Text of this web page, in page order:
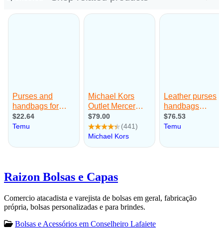
Raizon Bolsas e Capas
Comercio atacadista e varejista de bolsas em geral, fabricação
própria, bolsas personalizadas e para brindes.
Bolsas e Acessórios em Conselheiro Lafaiete